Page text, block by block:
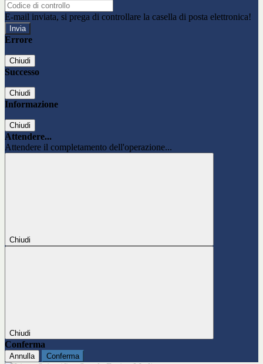
E-mail inviata, si prega di controllare la casella di posta elettronica!
Errore
Chiudi
Successo
Chiudi
Informazione
Chiudi
Attendere...
Attendere il completamento dell'operazione...
Chiudi
Chiudi
Conferma
Annulla Conferma